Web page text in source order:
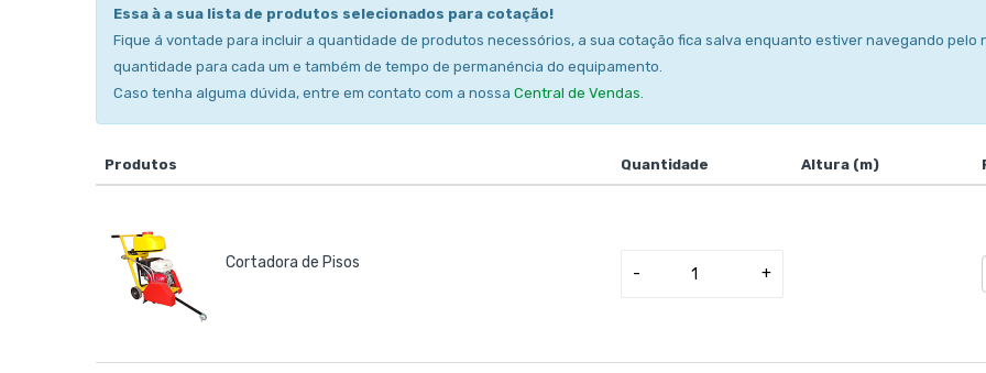
Essa à a sua lista de produtos selecionados para cotação!
Fique á vontade para incluir a quantidade de produtos necessórios, a sua cotação fica salva enquanto estiver navegando pelo
quantidade para cada um e também de tempo de permanéncia do equipamento.
Caso tenha alguma dúvida, entre em contato com a nossa Central de Vendas.
Produtos Quantidade Altura (m)
Cortadora de Pisos
- +